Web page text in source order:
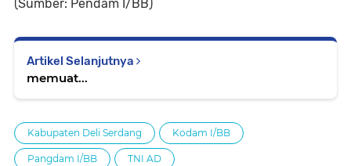
(Sumber: Pendam I/BB)
Artikel Selanjutnya
memuat...
Kabupaten Deli Serdang Kodam I/BB
Pangdam I/BB TNI AD